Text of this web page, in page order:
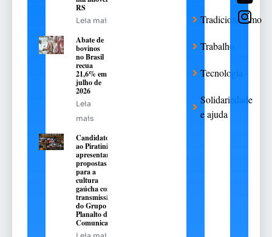
RS
Leia mais
Abate de
bovinos
no Brasil
recua
21,6% em
julho de
2026
Leia
mais
Candidatos
ao Piratini
apresentarão
propostas
para a
cultura
gaúcha com
transmissão
do Grupo
Planalto de
Comunicação
Tradicionalismo
Trabalho
Tecnologia
Solidariedade
e ajuda